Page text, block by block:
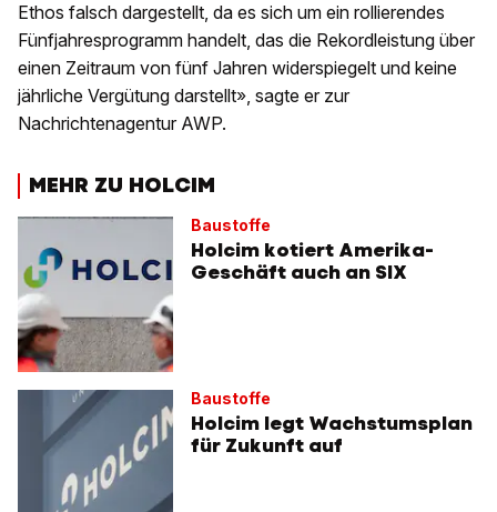
Ethos falsch dargestellt, da es sich um ein rollierendes
Fünfjahresprogramm handelt, das die Rekordleistung über
einen Zeitraum von fünf Jahren widerspiegelt und keine
jährliche Vergütung darstellt», sagte er zur
Nachrichtenagentur AWP.
MEHR ZU HOLCIM
Baustoffe
Holcim kotiert Amerika-
Geschäft auch an SIX
Baustoffe
Holcim legt Wachstumsplan
für Zukunft auf